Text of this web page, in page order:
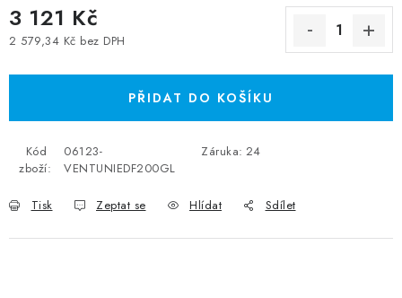
3 121 Kč
2 579,34 Kč bez DPH
PŘIDAT DO KOŠÍKU
Kód
zboží:
06123-
VENTUNIEDF200GL
Záruka: 24
Tisk Zeptat se Hlídat Sdílet